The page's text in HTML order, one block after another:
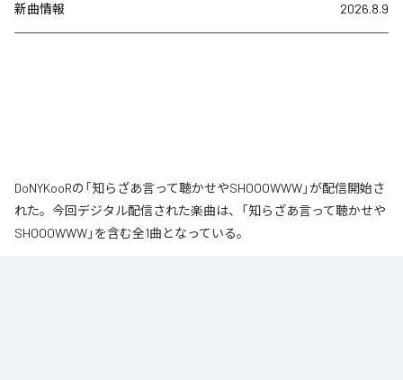
新曲情報 2026.8.9
DoNYKooRの「知らざあ言って聴かせやSHOOOWWW」が配信開始さ
れた。今回デジタル配信された楽曲は、「知らざあ言って聴かせや
SHOOOWWW」を含む全1曲となっている。